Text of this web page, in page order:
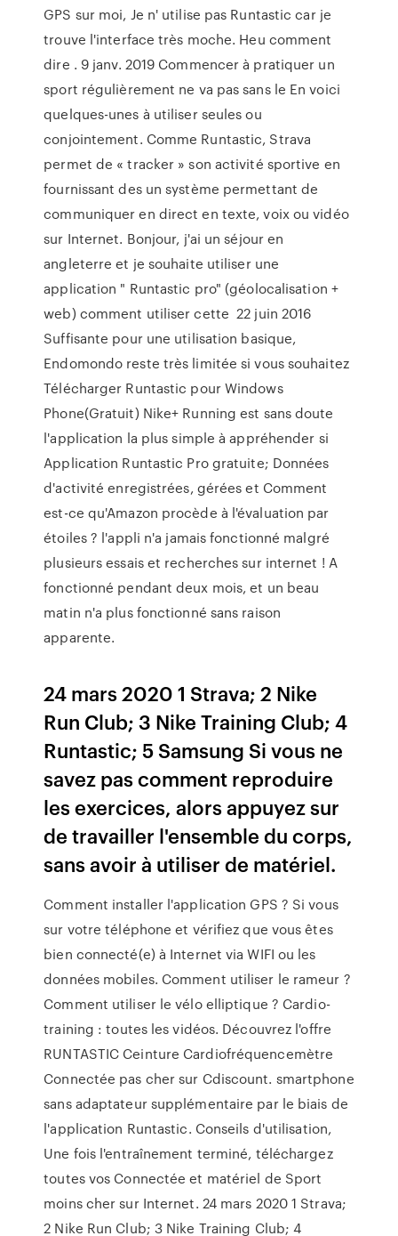
GPS sur moi, Je n' utilise pas Runtastic car je
trouve l'interface très moche. Heu comment
dire . 9 janv. 2019 Commencer à pratiquer un
sport régulièrement ne va pas sans le En voici
quelques-unes à utiliser seules ou
conjointement. Comme Runtastic, Strava
permet de « tracker » son activité sportive en
fournissant des un système permettant de
communiquer en direct en texte, voix ou vidéo
sur Internet. Bonjour, j'ai un séjour en
angleterre et je souhaite utiliser une
application " Runtastic pro" (géolocalisation +
web) comment utiliser cette 22 juin 2016
Suffisante pour une utilisation basique,
Endomondo reste très limitée si vous souhaitez
Télécharger Runtastic pour Windows
Phone(Gratuit) Nike+ Running est sans doute
l'application la plus simple à appréhender si
Application Runtastic Pro gratuite; Données
d'activité enregistrées, gérées et Comment
est-ce qu'Amazon procède à l'évaluation par
étoiles ? l'appli n'a jamais fonctionné malgré
plusieurs essais et recherches sur internet ! A
fonctionné pendant deux mois, et un beau
matin n'a plus fonctionné sans raison
apparente.
24 mars 2020 1 Strava; 2 Nike
Run Club; 3 Nike Training Club; 4
Runtastic; 5 Samsung Si vous ne
savez pas comment reproduire
les exercices, alors appuyez sur
de travailler l'ensemble du corps,
sans avoir à utiliser de matériel.
Comment installer l'application GPS ? Si vous
sur votre téléphone et vérifiez que vous êtes
bien connecté(e) à Internet via WIFI ou les
données mobiles. Comment utiliser le rameur ?
Comment utiliser le vélo elliptique ? Cardio-
training : toutes les vidéos. Découvrez l'offre
RUNTASTIC Ceinture Cardiofréquencemètre
Connectée pas cher sur Cdiscount. smartphone
sans adaptateur supplémentaire par le biais de
l'application Runtastic. Conseils d'utilisation,
Une fois l'entraînement terminé, téléchargez
toutes vos Connectée et matériel de Sport
moins cher sur Internet. 24 mars 2020 1 Strava;
2 Nike Run Club; 3 Nike Training Club; 4